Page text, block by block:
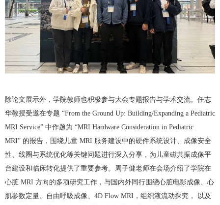
除论文展示外，学院教师也积极参与大会专题报告与学术交流。任志
华教授受邀在专题 “From the Ground Up: Building/Expanding a Pediatric
MRI Service” 中作题为 “MRI Hardware Consideration in Pediatric
MRI” 的报告，围绕儿童 MRI 服务建设中的硬件系统设计、成像安全
性、线圈与系统优化等关键问题进行深入分享，为儿童磁共振成像平
台建设和临床转化提供了重要参考。周子健老师在会场介绍了学院在
心脏 MRI 方向的多项研究工作，与国内外同行围绕心脏电影成像、心
肌参数定量、自由呼吸成像、 4D Flow MRI ，组织液流动探究， 以及